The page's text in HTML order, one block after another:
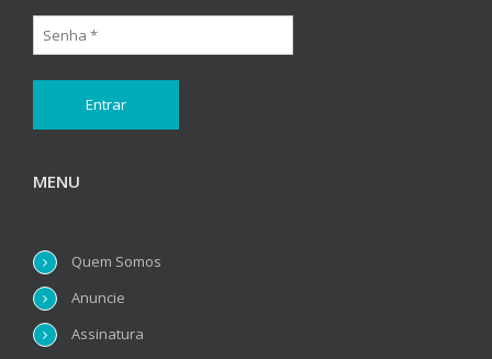
MENU
Quem Somos
Anuncie
Assinatura